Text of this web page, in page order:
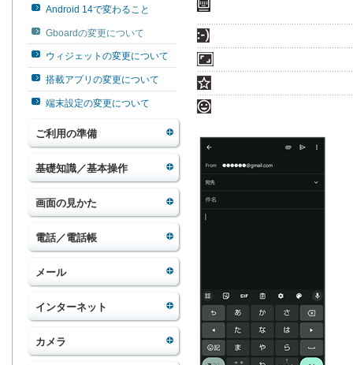
Android 14で変わること
Gboardの変更について
ウィジェットの変更について
搭載アプリの変更について
端末設定の変更について
ご利用の準備
基礎知識／基本操作
画面の見かた
電話／電話帳
メール
インターネット
カメラ